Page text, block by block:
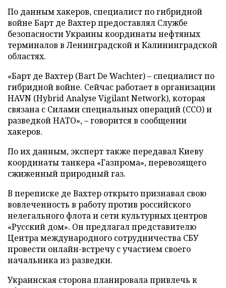
По данным хакеров, специалист по гибридной
войне Барт де Вахтер предоставлял Службе
безопасности Украины координаты нефтяных
терминалов в Ленинградской и Калининградской
областях.
«Барт де Вахтер (Bart De Wachter) – специалист по
гибридной войне. Сейчас работает в организации
HAVN (Hybrid Analyse Vigilant Network), которая
связана с Силами специальных операций (ССО) и
разведкой НАТО», – говорится в сообщении
хакеров.
По их данным, эксперт также передавал Киеву
координаты танкера «Газпрома», перевозящего
сжиженный природный газ.
В переписке де Вахтер открыто признавал свою
вовлеченность в работу против российского
нелегального флота и сети культурных центров
«Русский дом». Он предлагал представителю
Центра международного сотрудничества СБУ
провести онлайн-встречу с участием своего
начальника из разведки.
Украинская сторона планировала привлечь к